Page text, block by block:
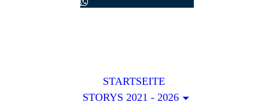
STARTSEITE
STORYS 2021 - 2026